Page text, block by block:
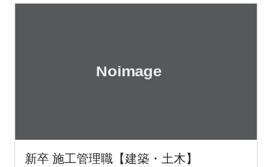
新卒 施工管理職【建築・土木】